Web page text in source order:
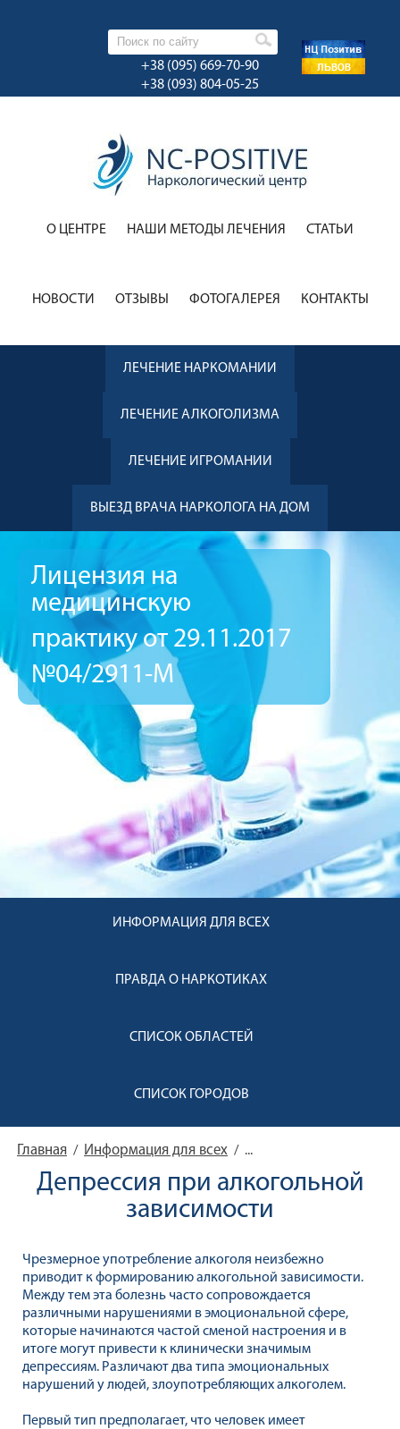
+38 (095) 669-70-90
+38 (093) 804-05-25
О ЦЕНТРЕ НАШИ МЕТОДЫ ЛЕЧЕНИЯ CТАТЬИ
НОВОСТИ ОТЗЫВЫ ФОТОГАЛЕРЕЯ КОНТАКТЫ
ЛЕЧЕНИЕ НАРКОМАНИИ
ЛЕЧЕНИЕ АЛКОГОЛИЗМА
ЛЕЧЕНИЕ ИГРОМАНИИ
ВЫЕЗД ВРАЧА НАРКОЛОГА НА ДОМ
Лицензия на
медицинскую
практику от 29.11.2017
№04/2911-М
ИНФОРМАЦИЯ ДЛЯ ВСЕХ
ПРАВДА О НАРКОТИКАХ
СПИСОК ОБЛАСТЕЙ
СПИСОК ГОРОДОВ
Главная / Информация для всех / ...
Депрессия при алкогольной
зависимости
Чрезмерное употребление алкоголя неизбежно
приводит к формированию алкогольной зависимости.
Между тем эта болезнь часто сопровождается
различными нарушениями в эмоциональной сфере,
которые начинаются частой сменой настроения и в
итоге могут привести к клинически значимым
депрессиям. Различают два типа эмоциональных
нарушений у людей, злоупотребляющих алкоголем.
Первый тип предполагает, что человек имеет